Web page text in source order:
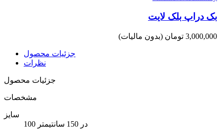
بک دراپ بلک لایت
3,000,000 تومان (بدون مالیات)
جزئیات محصول
نظرات
جزئیات محصول
مشخصات
سایز
100 در 150 سانتیمتر